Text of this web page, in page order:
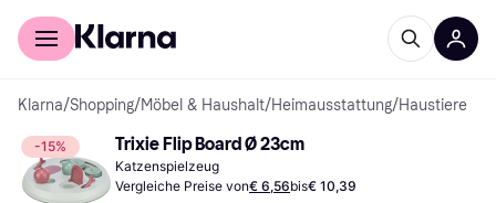
Für Shopper
Klarna/Shopping/Möbel & Haushalt/Heimausstattung/Haustiere
-15% Trixie Flip Board Ø 23cm
Katzenspielzeug
Vergleiche Preise von€ 6,56bis€ 10,39